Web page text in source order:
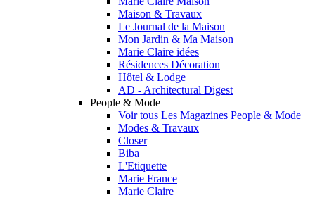
Maison & Travaux
Le Journal de la Maison
Mon Jardin & Ma Maison
Marie Claire idées
Résidences Décoration
Hôtel & Lodge
AD - Architectural Digest
People & Mode
Voir tous Les Magazines People & Mode
Modes & Travaux
Closer
Biba
L'Etiquette
Marie France
Marie Claire